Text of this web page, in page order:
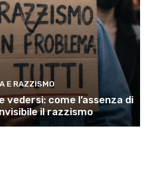
E RAZZISMO
vedersi: come l’assenza di
il razzismo